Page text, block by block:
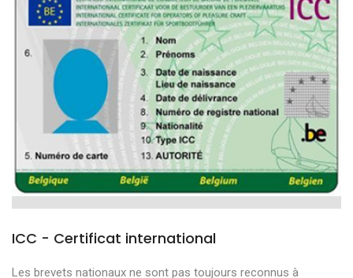
ICC - Certificat international
Les brevets nationaux ne sont pas toujours reconnus à